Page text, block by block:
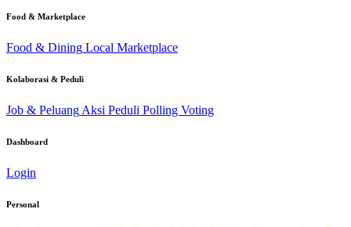
Food & Marketplace
Food & Dining Local Marketplace
Kolaborasi & Peduli
Job & Peluang Aksi Peduli Polling Voting
Dashboard
Login
Personal